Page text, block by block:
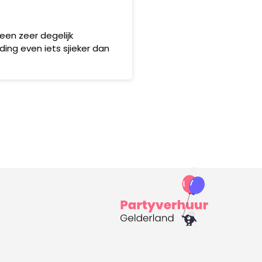
zeer degelijk
even iets sjieker dan